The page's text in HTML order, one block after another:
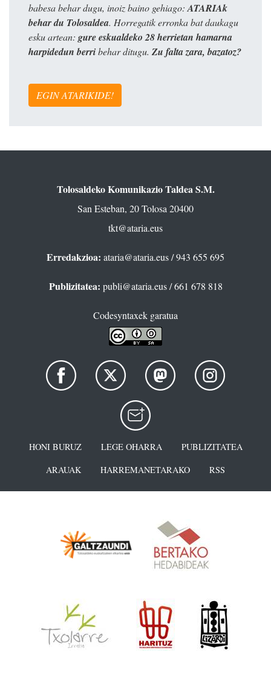
babesa behar dugu, inoiz baino gehiago: ATARIAk
behar du Tolosaldea. Horregatik erronka bat daukagu
esku artean: gure eskualdeko 28 herrietan hamarna
harpidedun berribehar ditugu. Zu falta zara, bazatoz?
EGIN ATARIKIDE!
Tolosaldeko Komunikazio Taldea S.M.
San Esteban, 20 Tolosa 20400
tkt@ataria.eus
Erredakzioa: ataria@ataria.eus/ 943 655 695
Publizitatea: publi@ataria.eus/ 661 678 818
Codesyntaxek garatua
HONI BURUZ LEGE OHARRA
PUBLIZITATEA
ARAUAK
HARREMANETARAKO RSS